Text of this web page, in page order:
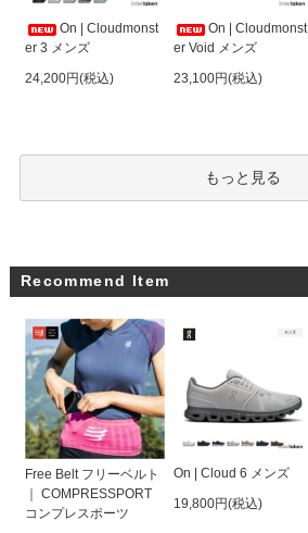
On | Cloudmonst
er 3 メンズ
24,200円(税込)
On | Cloudmonst
er Void メンズ
23,100円(税込)
もっと見る
Recommend Item
Free Belt フリーベルト
｜ COMPRESSPORT
コンプレスポーツ
On | Cloud 6 メンズ
19,800円(税込)